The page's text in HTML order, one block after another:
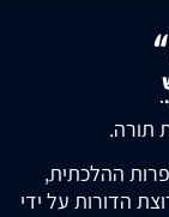
תורה.
ההלכתית,
הדורות על ידי